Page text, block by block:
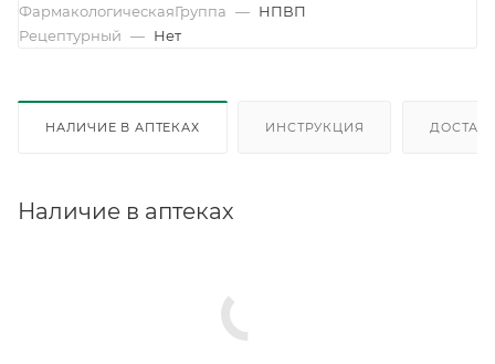
ФармакологическаяГруппа — НПВП
Рецептурный — Нет
НАЛИЧИЕ В АПТЕКАХ ИНСТРУКЦИЯ
Наличие в аптеках